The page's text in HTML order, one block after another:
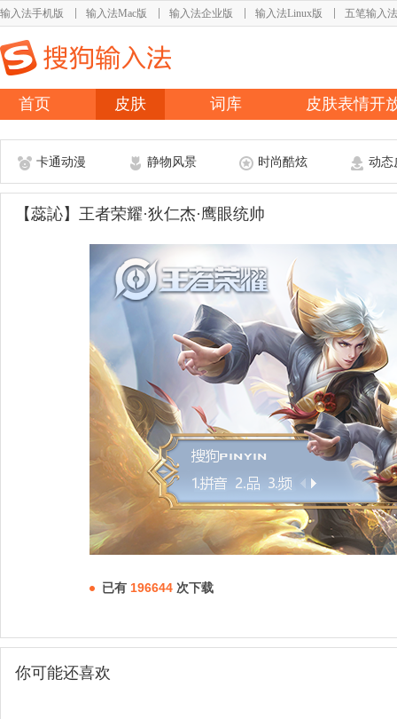
输入法手机版 输入法Mac版 输入法企业版 输入法Linux版 五笔输入法
首页 皮肤 词库 皮肤表情开
卡通动漫 静物风景 时尚酷炫 动态
【蕊訫】王者荣耀·狄仁杰·鹰眼统帅
已有 196644 次下载
你可能还喜欢